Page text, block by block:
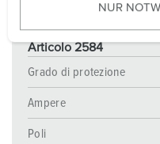
w
NUR
Articolo 2584
Grado di protezione
Ampere
Poli